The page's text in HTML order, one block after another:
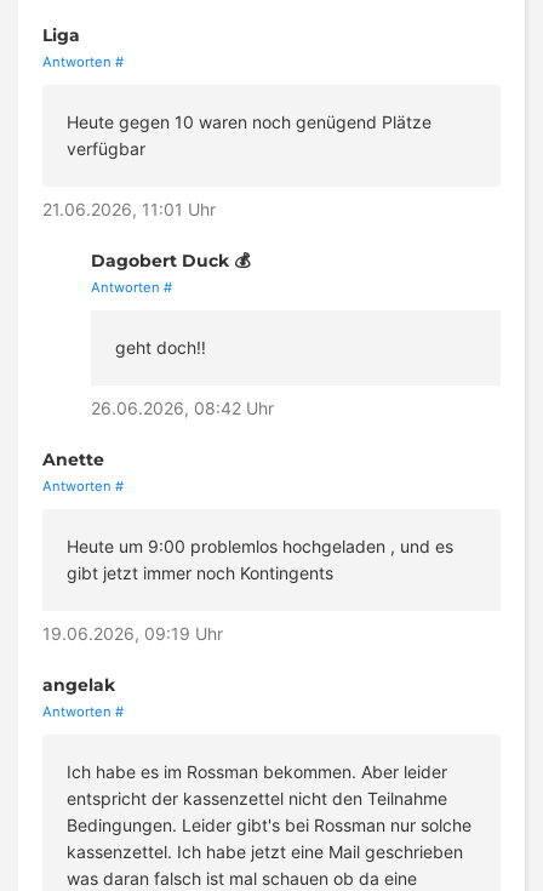
Liga
Antworten #
Heute gegen 10 waren noch genügend Plätze
verfügbar
21.06.2026, 11:01 Uhr
Dagobert Duck 💰
Antworten #
geht doch‼️
26.06.2026, 08:42 Uhr
Anette
Antworten #
Heute um 9:00 problemlos hochgeladen , und es
gibt jetzt immer noch Kontingents
19.06.2026, 09:19 Uhr
angelak
Antworten #
Ich habe es im Rossman bekommen. Aber leider
entspricht der kassenzettel nicht den Teilnahme
Bedingungen. Leider gibt's bei Rossman nur solche
kassenzettel. Ich habe jetzt eine Mail geschrieben
was daran falsch ist mal schauen ob da eine